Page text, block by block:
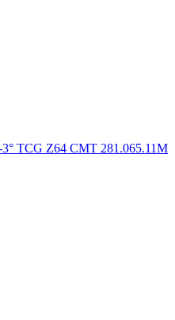
TCG Z64 CMT 281.065.11M